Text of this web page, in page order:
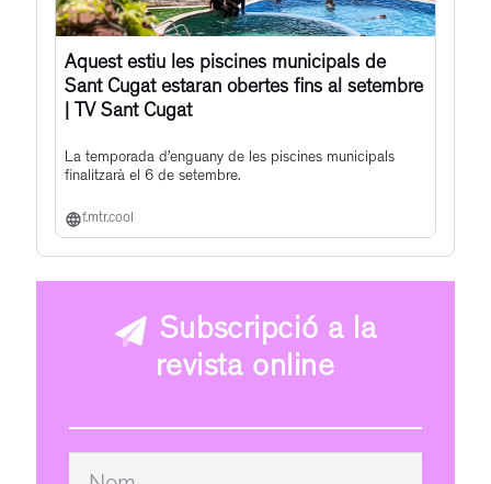
Aquest estiu les piscines municipals de
Sant Cugat estaran obertes fins al setembre
| TV Sant Cugat
La temporada d’enguany de les piscines municipals
finalitzarà el 6 de setembre.
f.mtr.cool
Subscripció a la
revista online